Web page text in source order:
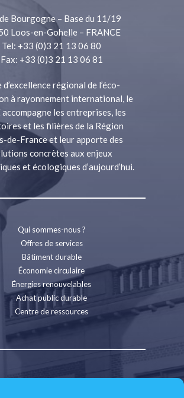
Bourgogne – Base du 11/19
Loos-en-Gohelle – FRANCE
Tel: +33 (0)3 21 13 06 80
Fax: +33 (0)3 21 13 06 81
d’excellence régional de l’éco-
à rayonnement international, le
accompagne les entreprises, les
et les filières de la Région
de-France et leur apporte des
concrètes aux enjeux
et écologiques d’aujourd’hui.
Qui sommes-nous ?
Offres de services
Bâtiment durable
Économie circulaire
Énergies renouvelables
Achat public durable
Centre de ressources
Contact